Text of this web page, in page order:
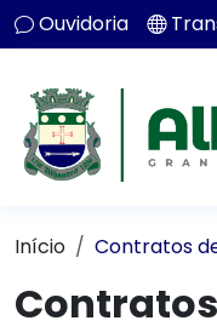
Ouvidoria
Início Contratos